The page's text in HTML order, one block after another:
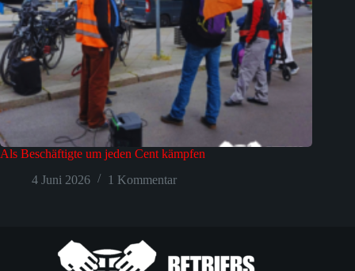
Als Beschäftigte um jeden Cent kämpfen
4 Juni 2026
1 Kommentar